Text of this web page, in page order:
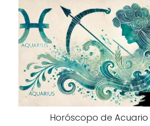
Horóscopo de Acuario